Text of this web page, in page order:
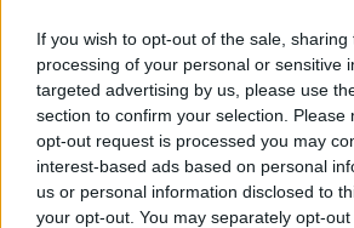
If you wish to opt-out of the sale,
processing of your personal or sensitive
targeted advertising by us, please use
section to confirm your selection. Please
opt-out request is processed you may
interest-based ads based on personal
us or personal information disclosed to
your opt-out. You may separately opt-
console next-gen à 399 livres au
des offres alléchantes, notamment
comprenant Titanfall pour 450
tarif identique à la PS4 comprenant un
encore été vu sur la toile ou en